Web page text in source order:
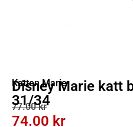
Katten Marie
Disney Marie katt
31/34
77.00kr
74.00 kr